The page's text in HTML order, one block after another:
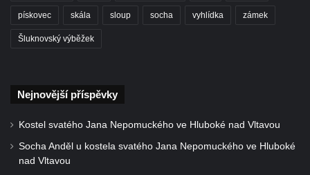
Starých Křečanech
Hrob Antona Reintsche na hřbitově ve
Starých Křečanech
Tyršových sadech v Jablonci nad Nisou
Pamětní desky obětem 1. světové války na
pískovec skála sloup socha vyhlídka zámek
Šluknovský výběžek
Nejnovější příspěvky
Kostel svatého Jana Nepomuckého ve Hluboké nad Vltavou
Socha Anděl u kostela svatého Jana Nepomuckého ve Hluboké
nad Vltavou